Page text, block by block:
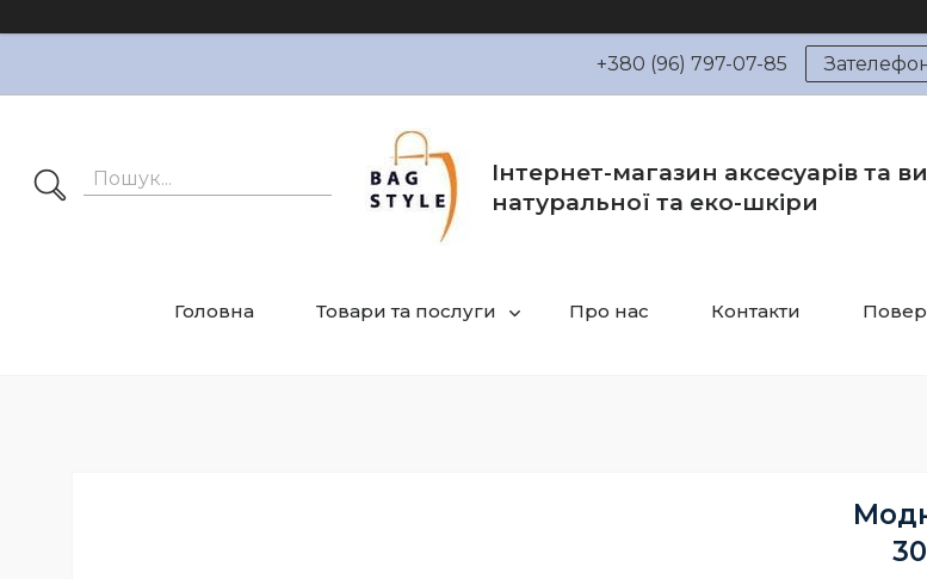
+380 (96) 797-07-85
Інтернет-магазин аксесуарів та
натуральної та еко-шкіри
Головна Товари та послуги Про нас Контакти